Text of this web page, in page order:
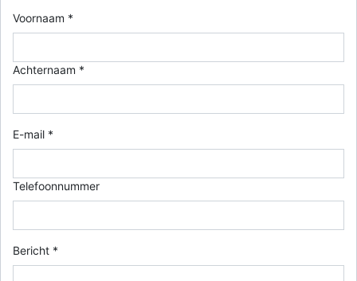
Voornaam *
Achternaam *
E-mail *
Telefoonnummer
Bericht *